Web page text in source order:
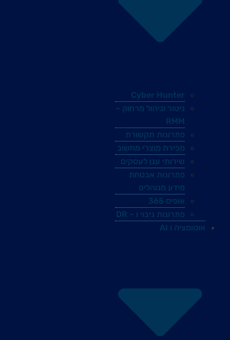
Cyber Hunter
ניטור וניהול מרחוק –
RMM
פתרונות תקשורת
מכירת מוצרי מחשוב
שירותי ענן לעסקים
פתרונות אבטחת
מידע מנוהלים
אופיס 365
פתרונות גיבוי ו – DR
אוטומציה ו AI